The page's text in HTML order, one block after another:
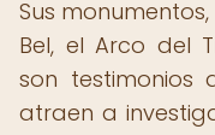
Sus
Bel, el Arco del
son testimonios
atraen a